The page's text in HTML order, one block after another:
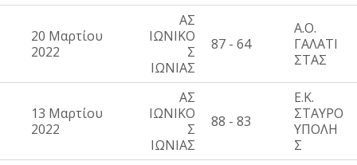
20 Μαρτίου
2022
ΑΣ
ΙΩΝΙΚΟ
Σ
ΙΩΝΙΑΣ
87 - 64
Α.Ο.
ΓΑΛΑΤΙ
ΣΤΑΣ
13 Μαρτίου
2022
ΑΣ
ΙΩΝΙΚΟ
Σ
ΙΩΝΙΑΣ
88 - 83
Ε.Κ.
ΣΤΑΥΡΟ
ΥΠΟΛΗ
Σ